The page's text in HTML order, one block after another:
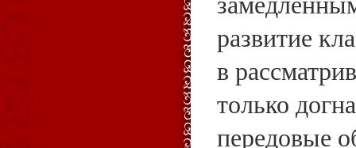
развитие
в
только
передовые